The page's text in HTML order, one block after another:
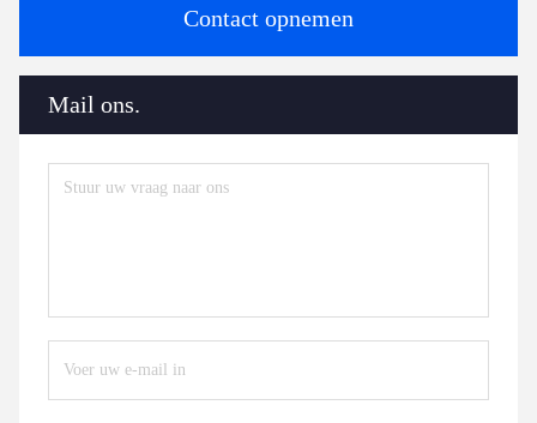
Contact opnemen
Mail ons.